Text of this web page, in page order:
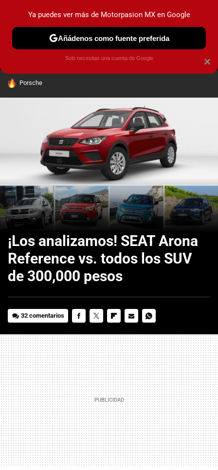
MENÚ NUEVO
INDUSTRIA HOY NO CIRCULA
HOY SE HABLA DE
Porsche
¡Los analizamos! SEAT Arona
Reference vs. todos los SUV
de 300,000 pesos
32 comentarios
MAIL
×
Ya puedes ver más de Motorpasion MX en Google
Añádenos como fuente preferida
Solo necesitas una cuenta de Google